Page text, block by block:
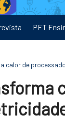
PET
calor de